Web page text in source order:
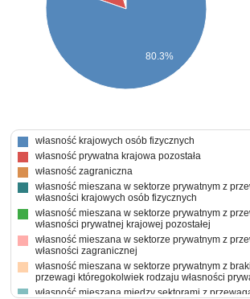
80.3%
własność krajowych osób fizycznych
własność prywatna krajowa pozostała
własność zagraniczna
własność mieszana w sektorze prywatnym z
własności krajowych osób fizycznych
własność mieszana w sektorze prywatnym z
własności prywatnej krajowej pozostałej
własność mieszana w sektorze prywatnym z
własności zagranicznej
własność mieszana w sektorze prywatnym z
przewagi któregokolwiek rodzaju własności
własność mieszana między sektorami z